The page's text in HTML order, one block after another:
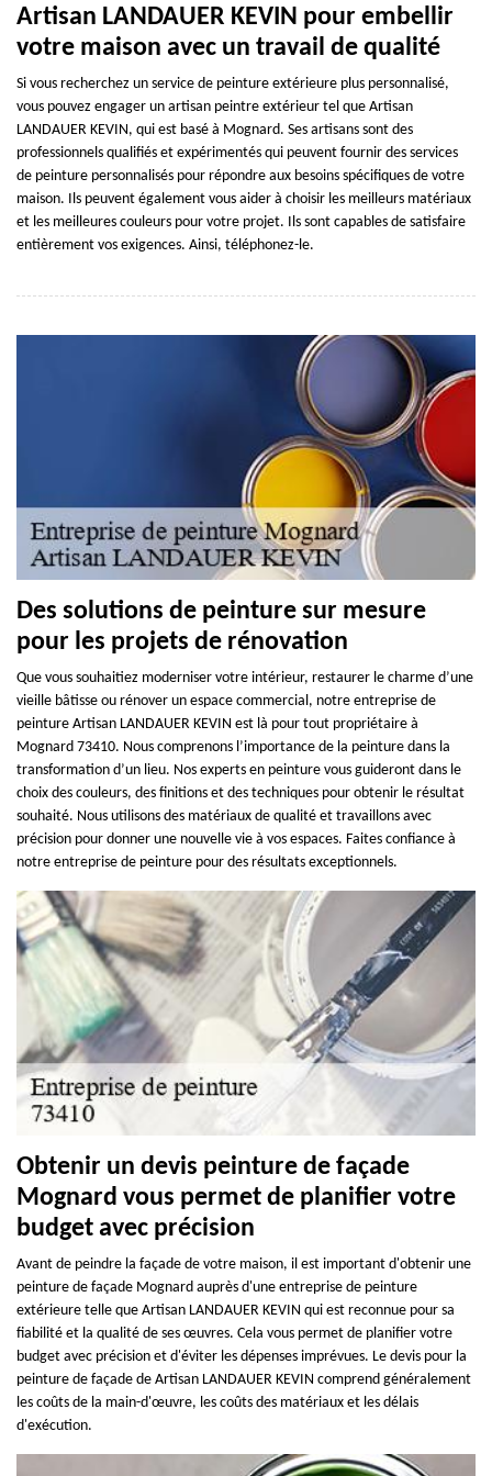
Artisan LANDAUER KEVIN pour embellir
votre maison avec un travail de qualité
Si vous recherchez un service de peinture extérieure plus personnalisé,
vous pouvez engager un artisan peintre extérieur tel que Artisan
LANDAUER KEVIN, qui est basé à Mognard. Ses artisans sont des
professionnels qualifiés et expérimentés qui peuvent fournir des services
de peinture personnalisés pour répondre aux besoins spécifiques de votre
maison. Ils peuvent également vous aider à choisir les meilleurs matériaux
et les meilleures couleurs pour votre projet. Ils sont capables de satisfaire
entièrement vos exigences. Ainsi, téléphonez-le.
Des solutions de peinture sur mesure
pour les projets de rénovation
Que vous souhaitiez moderniser votre intérieur, restaurer le charme d’une
vieille bâtisse ou rénover un espace commercial, notre entreprise de
peinture Artisan LANDAUER KEVIN est là pour tout propriétaire à
Mognard 73410. Nous comprenons l’importance de la peinture dans la
transformation d’un lieu. Nos experts en peinture vous guideront dans le
choix des couleurs, des finitions et des techniques pour obtenir le résultat
souhaité. Nous utilisons des matériaux de qualité et travaillons avec
précision pour donner une nouvelle vie à vos espaces. Faites confiance à
notre entreprise de peinture pour des résultats exceptionnels.
Obtenir un devis peinture de façade
Mognard vous permet de planifier votre
budget avec précision
Avant de peindre la façade de votre maison, il est important d'obtenir une
peinture de façade Mognard auprès d'une entreprise de peinture
extérieure telle que Artisan LANDAUER KEVIN qui est reconnue pour sa
fiabilité et la qualité de ses œuvres. Cela vous permet de planifier votre
budget avec précision et d'éviter les dépenses imprévues. Le devis pour la
peinture de façade de Artisan LANDAUER KEVIN comprend généralement
les coûts de la main-d'œuvre, les coûts des matériaux et les délais
d'exécution.